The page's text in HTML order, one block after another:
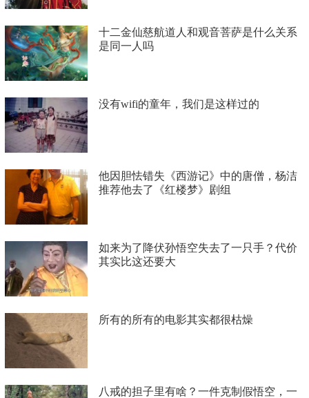
十二金仙慈航道人和观音菩萨是什么关系
是同一人吗
没有wifi的童年，我们是这样过的
他因胆怯错失《西游记》中的唐僧，杨洁
推荐他去了《红楼梦》剧组
如来为了降伏孙悟空失去了一只手？代价
其实比这还要大
所有的所有的电影其实都很枯燥
八戒的担子里有啥？一件克制假悟空，一